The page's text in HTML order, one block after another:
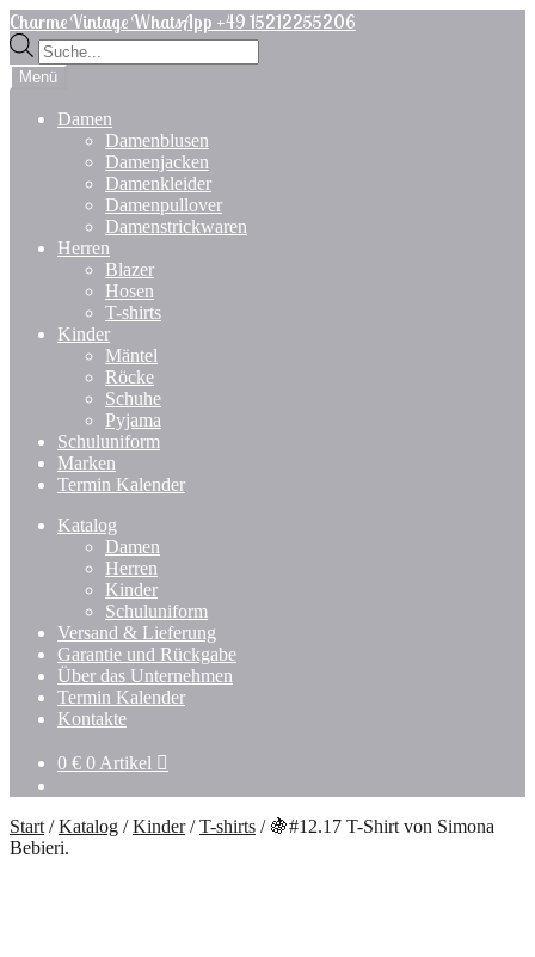
Zur
Navigation
springen
Zum
Inhalt
springen
Charme Vintage WhatsApp +49 15212255206
Products
search
Menü
Damen
Damenblusen
Damenjacken
Damenkleider
Damenpullover
Damenstrickwaren
Herren
Blazer
Hosen
T-shirts
Kinder
Mäntel
Röcke
Schuhe
Pyjama
Schuluniform
Marken
Termin Kalender
Katalog
Damen
Herren
Kinder
Schuluniform
Versand & Lieferung
Garantie und Rückgabe
Über das Unternehmen
Termin Kalender
Kontakte
0 € 0 Artikel
Start /Katalog /Kinder/T-shirts / 🍇#12.17 T-Shirt von Simona
Bebieri.